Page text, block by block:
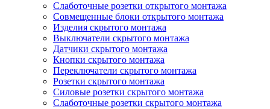
Слаботочные розетки открытого монтажа
Совмещенные блоки открытого монтажа
Изделия скрытого монтажа
Выключатели скрытого монтажа
Датчики скрытого монтажа
Кнопки скрытого монтажа
Переключатели скрытого монтажа
Розетки скрытого монтажа
Силовые розетки скрытого монтажа
Слаботочные розетки скрытого монтажа